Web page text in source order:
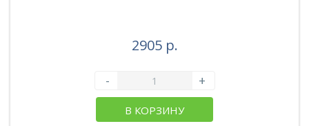
2905 р.
- +
В КОРЗИНУ